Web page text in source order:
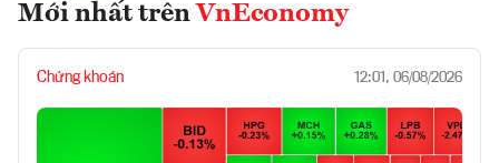
Mới nhất trên VnEconomy
Chứng khoán 12:01, 06/08/2026